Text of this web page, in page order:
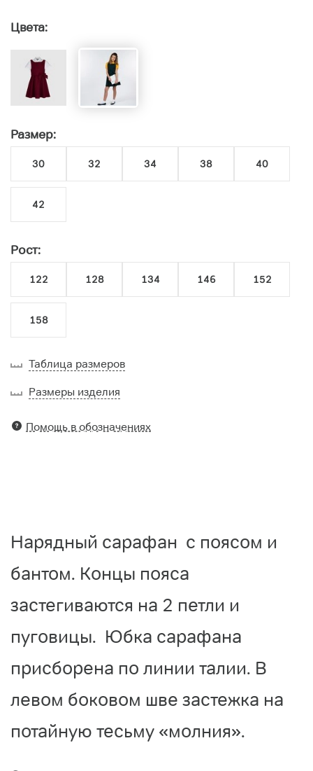
Цвета:
Размер:
30 32 34 38 40
42
Рост:
122 128 134 146 152
158
Таблица размеров
Размеры изделия
Помощь в обозначениях
Нарядный сарафан с поясом и
бантом. Концы пояса
застегиваются на 2 петли и
пуговицы. Юбка сарафана
присборена по линии талии. В
левом боковом шве застежка на
потайную тесьму «молния».